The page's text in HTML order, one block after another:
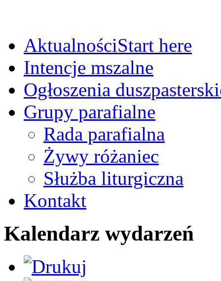
AktualnościStart here
Intencje mszalne
Ogłoszenia
Grupy parafialne
Rada parafialna
Żywy różaniec
Służba liturgiczna
Kontakt
Kalendarz wydarzeń